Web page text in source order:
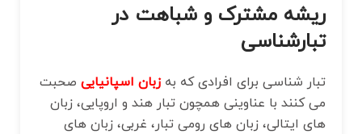
ریشه مشترک و شباهت در
تبارشناسی
تبار شناسی برای افرادی که بهزبان اسپانیایی صحبت
می کنند با عناوینی همچون تبار هند و اروپایی، زبان
های ایتالی، زبان‌ های رومی تبار، غربی، زبان‌ های